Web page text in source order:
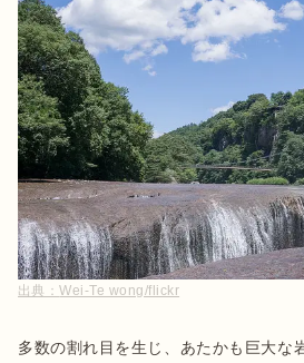
出典：Wei-Te wong/flickr
多数の割れ目を生じ、あたかも巨大な